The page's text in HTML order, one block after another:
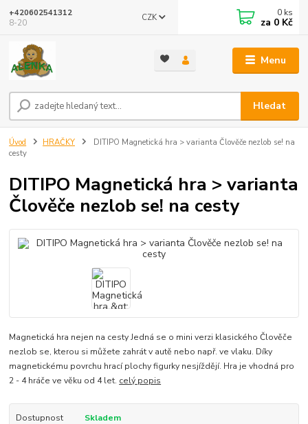
Menu
CZK
Hledat
+420602541312
8-20
0 ks
za 0 Kč
Úvod HRAČKY
DITIPO Magnetická hra > varianta Člověče nezlob se! na
cesty
DITIPO Magnetická hra > varianta
Člověče nezlob se! na cesty
Magnetická hra nejen na cesty Jedná se o mini verzi klasického Člověče
nezlob se, kterou si můžete zahrát v autě nebo např. ve vlaku. Díky
magnetickému povrchu hrací plochy figurky nesjíždějí. Hra je vhodná pro
2 - 4 hráče ve věku od 4 let. celý popis
Dostupnost
Skladem